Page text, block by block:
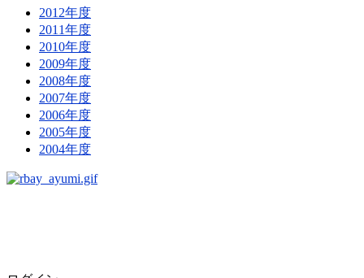
2012年度
2011年度
2010年度
2009年度
2008年度
2007年度
2006年度
2005年度
2004年度